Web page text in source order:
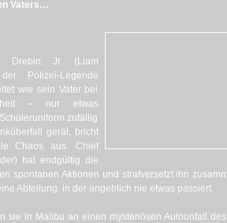
Vaters…
Drebin Jr. (Liam
Polizei-Legende
wie sein Vater bei
– nur etwas
zufällig
gerät, bricht
Chaos aus. Chief
hat endgültig die
spontanen Aktionen und strafversetzt ihn
Abteilung, in der angeblich nie etwas passiert.
sie in Malibu an einen mysteriösen Autounfall